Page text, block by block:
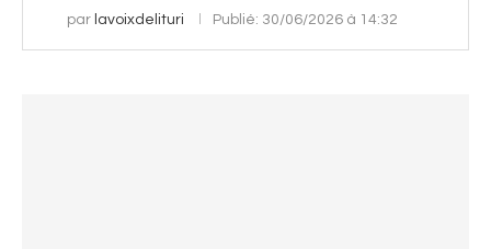
par lavoixdelituri Publié: 30/06/2026 à 14:32